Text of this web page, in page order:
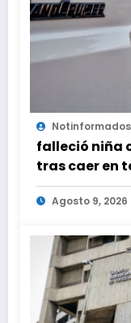
Notinformados
falleció niña
tras caer en
Agosto 9, 2026